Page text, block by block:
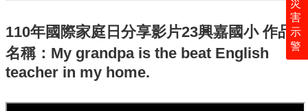
中
簡
災
害
示
警
110年國際家庭日分享影片23興嘉國小 作品
名稱：My grandpa is the beat English
teacher in my home.